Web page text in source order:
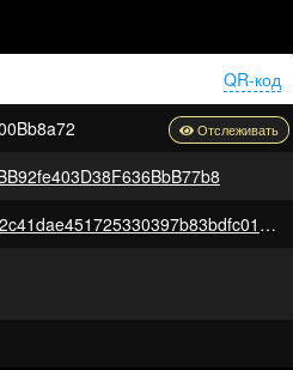
QR-код
0x315b05286dc839a6a82c41dae451725330397b83bdfc01034e8d0d7d640d30be